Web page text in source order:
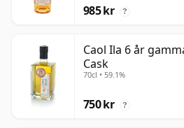
985 kr ?
Caol Ila 6 år
Cask
70cl • 59.1%
750 kr ?